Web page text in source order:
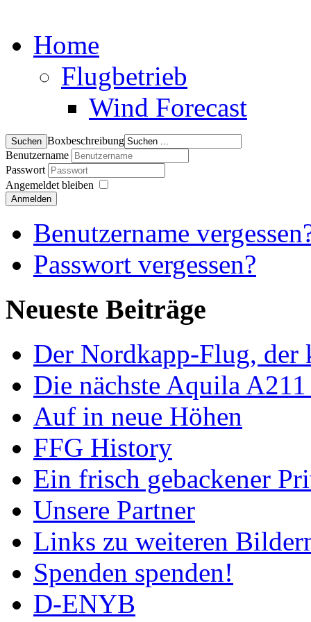
Home
Flugbetrieb
Wind Forecast
Boxbeschreibung
Benutzername
Passwort
Angemeldet bleiben
Anmelden
Benutzername
Passwort vergessen?
Neueste Beiträge
Der Nordkapp-Flug, der
Die nächste Aquila
Auf in neue Höhen
FFG History
Ein frisch gebackener
Unsere Partner
Links zu weiteren
Spenden spenden!
D-ENYB